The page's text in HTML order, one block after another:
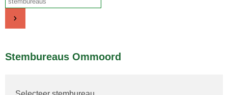
Stembureaus Ommoord